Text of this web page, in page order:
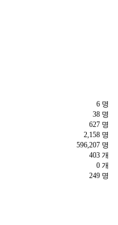
6 명
38 명
627 명
2,158 명
596,207 명
403 개
0 개
249 명